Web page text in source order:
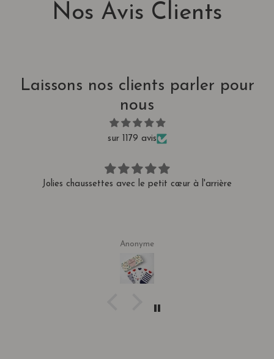
Nos Avis Clients
Laissons nos clients parler pour
nous
sur 1179 avis
Commande rapide et livrée rapidement.
sylvie Gauthier